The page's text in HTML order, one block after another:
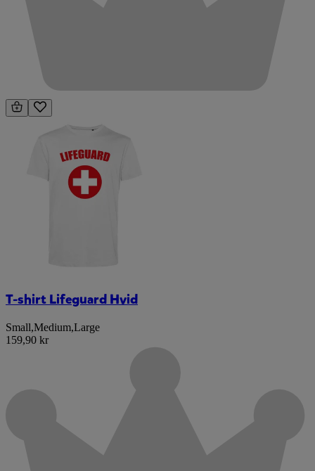
T-shirt Lifeguard Hvid
Small,Medium,Large
159,90 kr